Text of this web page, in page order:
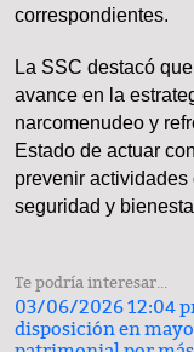
correspondientes.
La SSC destacó
avance en la
narcomenudeo y
Estado de actuar
prevenir
seguridad y
Te podría interesar...
03/06/2026 12:04
disposición en